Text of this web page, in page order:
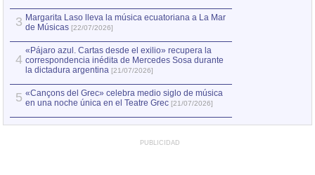
3 Margarita Laso lleva la música ecuatoriana a La Mar
de Músicas [22/07/2026]
4
«Pájaro azul. Cartas desde el exilio» recupera la
correspondencia inédita de Mercedes Sosa durante
la dictadura argentina [21/07/2026]
5 «Cançons del Grec» celebra medio siglo de música
en una noche única en el Teatre Grec [21/07/2026]
PUBLICIDAD